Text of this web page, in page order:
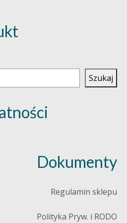
Szukaj
Dokumenty
Regulamin sklepu
Polityka Pryw. i RODO